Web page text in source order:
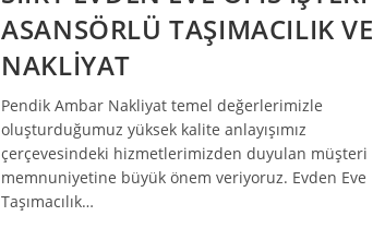
ASANSÖRLÜ TAŞIMACILIK VE
NAKLİYAT
Pendik Ambar Nakliyat temel değerlerimizle
oluşturduğumuz yüksek kalite anlayışımız
çerçevesindeki hizmetlerimizden duyulan müşteri
memnuniyetine büyük önem veriyoruz. Evden Eve
Taşımacılık…